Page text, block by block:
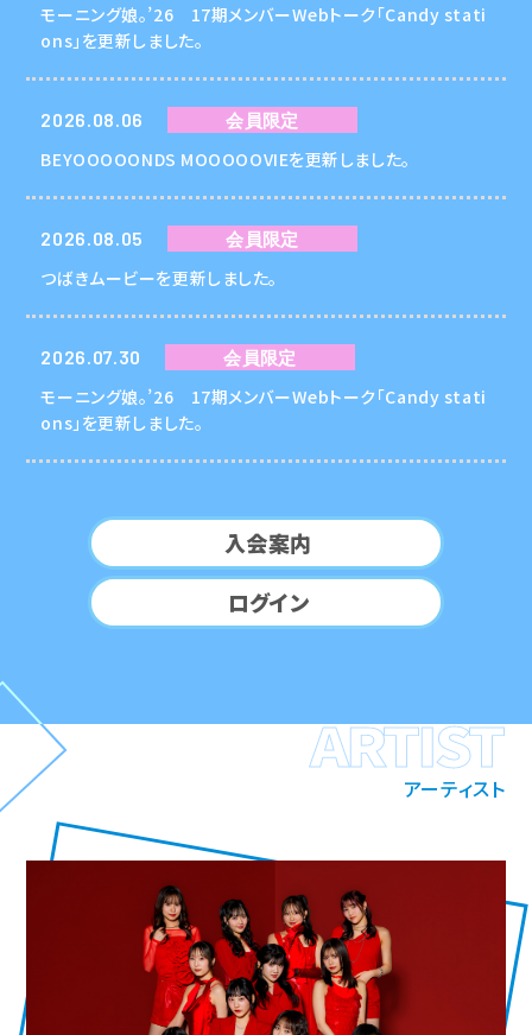
モーニング娘。’26 17期メンバーWebトーク「Candy stati
ons」を更新しました。
2026.08.06 会員限定
BEYOOOOONDS MOOOOOVIEを更新しました。
2026.08.05 会員限定
つばきムービーを更新しました。
2026.07.30 会員限定
モーニング娘。’26 17期メンバーWebトーク「Candy stati
ons」を更新しました。
入会案内
ログイン
ARTIST
アーティスト